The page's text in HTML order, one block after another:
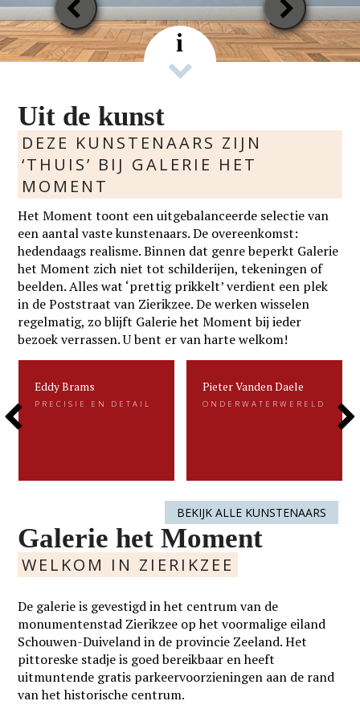
Previous
Slide
Next
Slide
i
Uit de kunst
DEZE KUNSTENAARS ZIJN
‘THUIS’ BIJ GALERIE HET
MOMENT
Het Moment toont een uitgebalanceerde selectie van
een aantal vaste kunstenaars. De overeenkomst:
hedendaags realisme. Binnen dat genre beperkt Galerie
het Moment zich niet tot schilderijen, tekeningen of
beelden. Alles wat ‘prettig prikkelt’ verdient een plek
in de Poststraat van Zierikzee. De werken wisselen
regelmatig, zo blijft Galerie het Moment bij ieder
bezoek verrassen. U bent er van harte welkom!
Eddy Brams
PRECISIE EN DETAIL
Pieter Vanden Daele
ONDERWATERWERELD
Pieter Vanden Daele
Next
BEKIJK ALLE KUNSTENAARS
Galerie het Moment
WELKOM IN ZIERIKZEE
De galerie is gevestigd in het centrum van de
monumentenstad Zierikzee op het voormalige eiland
Schouwen-Duiveland in de provincie Zeeland. Het
pittoreske stadje is goed bereikbaar en heeft
uitmuntende gratis parkeervoorzieningen aan de rand
van het historische centrum.